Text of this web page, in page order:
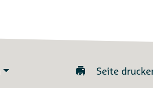
Seite